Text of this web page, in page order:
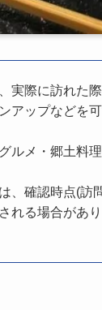
実際に訪れた
アップなどを
ルメ・郷土料
、確認時点(訪
れる場合があ